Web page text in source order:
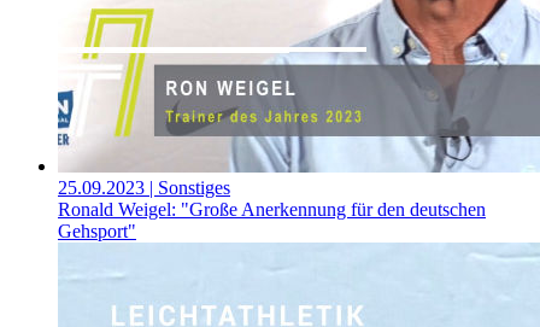
25.09.2023 | Sonstiges
Ronald Weigel: "Große Anerkennung für den deutschen
Gehsport"